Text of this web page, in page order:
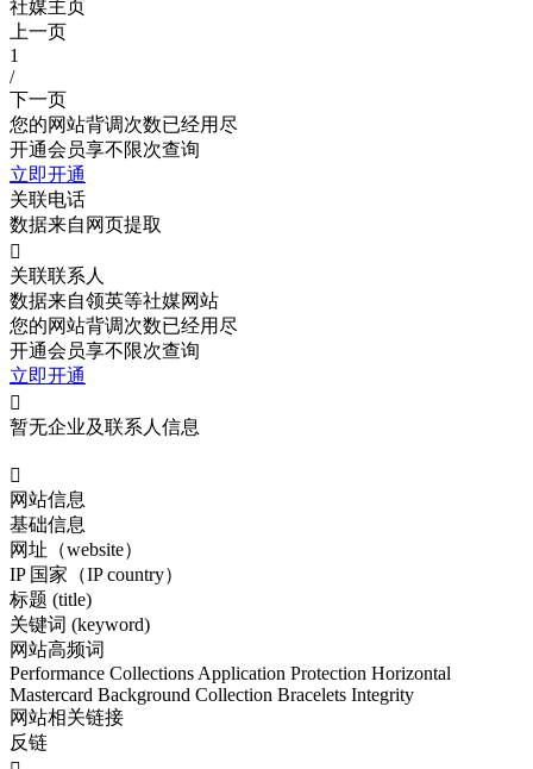
社媒主页
上一页
1
/
下一页
您的网站背调次数已经用尽
开通会员享不限次查询
立即开通
关联电话
数据来自网页提取

关联联系人
数据来自领英等社媒网站
您的网站背调次数已经用尽
开通会员享不限次查询
立即开通

暂无企业及联系人信息

网站信息
基础信息
网址（website）
IP 国家（IP country）
标题 (title)
关键词 (keyword)
网站高频词
Performance Collections Application Protection Horizontal
Mastercard Background Collection Bracelets Integrity
网站相关链接
反链